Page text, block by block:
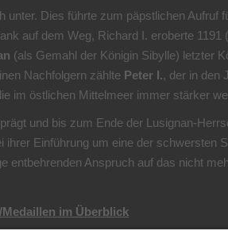
Dies führte zum päpstlichen Aufruf
auf dem Weg, Richard I. eroberte
(als Gemahl der Königin Sibylle) letzter
Nachfolgern zählte Peter I., der in den
im östlichen Mittelmeer immer stärker
und bis zum Ende der Lusignan-
Einführung um eine der schwersten
Anspruch auf das nicht
im Überblick